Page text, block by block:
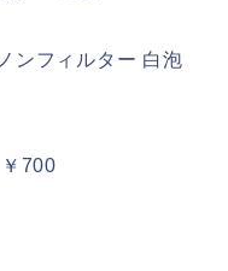
ンフィルター 白泡
700